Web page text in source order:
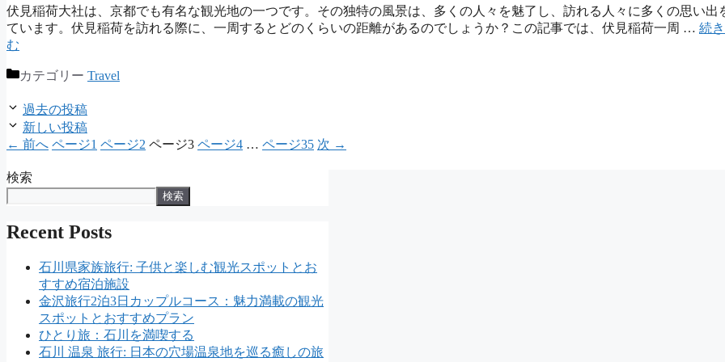
伏見稲荷大社は、京都でも有名な観光地の一つです。その独特の風景は、多くの人々を魅了し、訪れる人々に多くの思い出
ています。伏見稲荷を訪れる際に、一周するとどのくらいの距離があるのでしょうか？この記事では、伏見稲荷一周 … 続
む
カテゴリー Travel
過去の投稿
新しい投稿
← 前へ ページ1 ページ2 ページ3 ページ4 … ページ35 次 →
検索
検索
Recent Posts
石川県家族旅行: 子供と楽しむ観光スポットとお
すすめ宿泊施設
金沢旅行2泊3日カップルコース：魅力満載の観光
スポットとおすすめプラン
ひとり旅：石川を満喫する
石川 温泉 旅行: 日本の穴場温泉地を巡る癒しの旅